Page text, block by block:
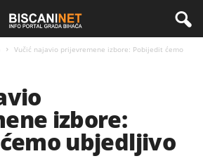
Vučić najavio prijevremene izbore: Pobijedit ćemo
izbore:
ubjedljivo